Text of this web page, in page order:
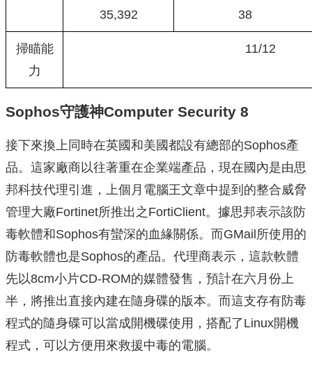
35,392 38
掃瞄能
力
11/12
Sophos守護神Computer Security 8
接下來換上同時在英國和美國都設有總部的Sophos產
品。這家廠商以往著重在企業端產品，現在國內是由思
邦科技代理引進，上個月電腦王文章中提到的整合威脅
管理大廠Fortinet所推出之FortiClient。據思邦表示該防
毒軟體和Sophos有蠻深的血緣關係。而GMail所使用的
防毒軟體也是Sophos的產品。代理商表示，這款軟體
先以8cm小片CD-ROM的媒體發售，預計在六月份上
半，將推出直接內建在隨身碟的版本。而這支存有防毒
程式的隨身碟可以當成開機碟使用，搭配了Linux開機
程式，可以方便用來救援中毒的電腦。